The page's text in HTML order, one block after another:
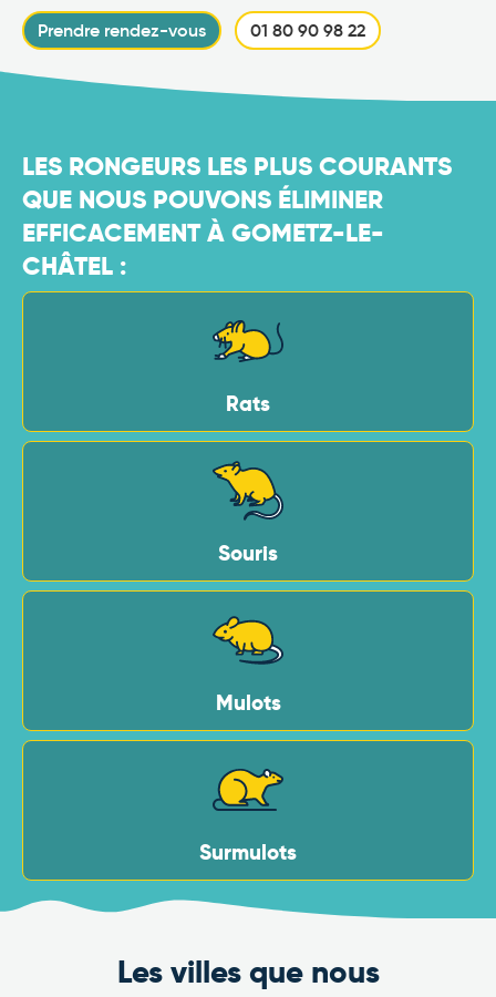
Prendre rendez-vous 01 80 90 98 22
LES RONGEURS LES PLUS COURANTS
QUE NOUS POUVONS ÉLIMINER
EFFICACEMENT À GOMETZ-LE-
CHÂTEL :
Rats
Souris
Mulots
Surmulots
Les villes que nous